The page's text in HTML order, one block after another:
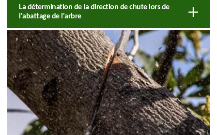
La détermination de la direction de chute lors de
l'abattage de l'arbre